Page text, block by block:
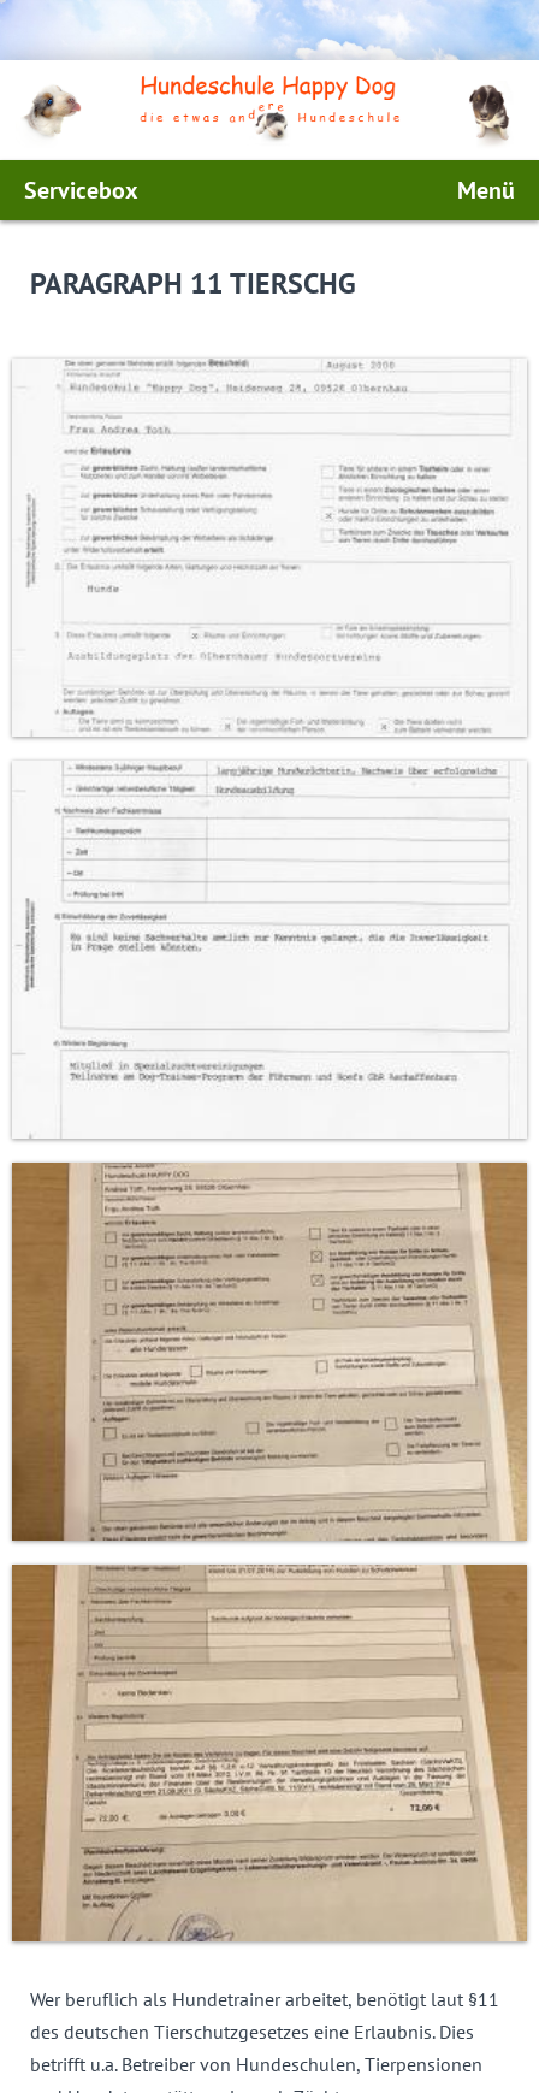
Servicebox Menü
PARAGRAPH 11 TIERSCHG
Wer beruflich als Hundetrainer arbeitet, benötigt laut §11
des deutschen Tierschutzgesetzes eine Erlaubnis. Dies
betrifft u.a. Betreiber von Hundeschulen, Tierpensionen